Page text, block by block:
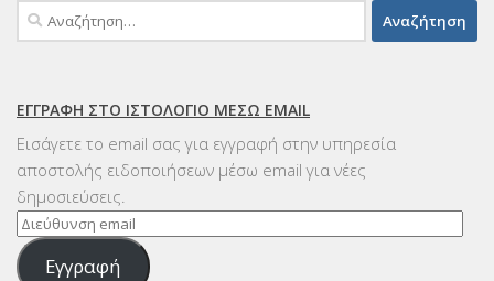
Αναζήτηση
για:
ΕΓΓΡΑΦΉ ΣΤΟ ΙΣΤΟΛΌΓΙΟ ΜΈΣΩ EMAIL
Εισάγετε το email σας για εγγραφή στην υπηρεσία
αποστολής ειδοποιήσεων μέσω email για νέες
δημοσιεύσεις.
Διεύθυνση
email
Εγγραφή